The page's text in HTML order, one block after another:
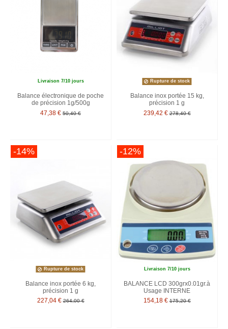
Livraison 7/10 jours
Balance électronique de poche
de précision 1g/500g
47,38 € 50,40 €
Rupture de stock
Balance inox portée 15 kg,
précision 1 g
239,42 € 278,40 €
-14%
Rupture de stock
Balance inox portée 6 kg,
précision 1 g
227,04 € 264,00 €
-12%
Livraison 7/10 jours
BALANCE LCD 300grx0.01gr.à
Usage INTERNE
154,18 € 175,20 €